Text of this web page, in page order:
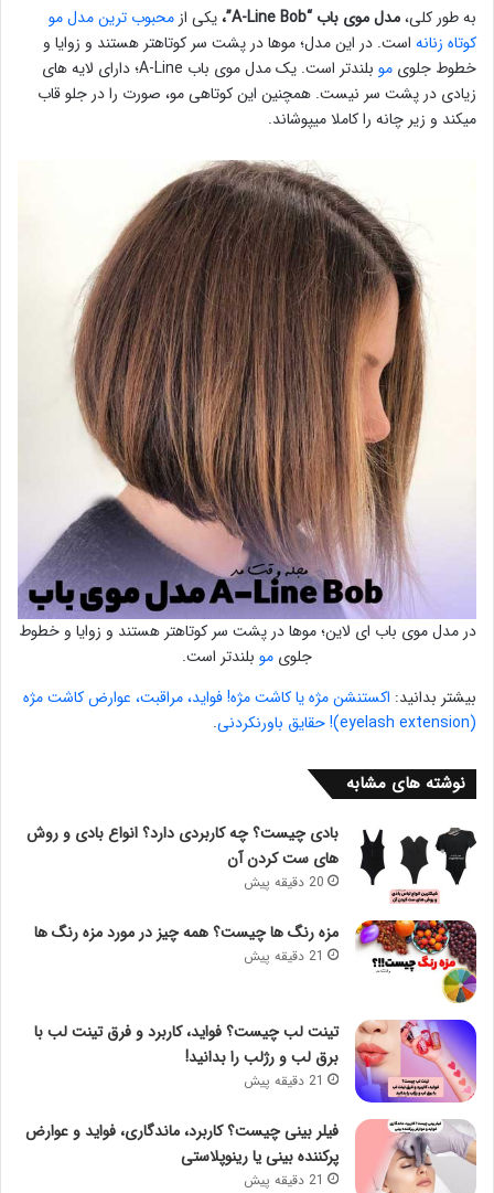
به طور کلی،مدل موی باب “A-Line Bob”، یکی از محبوب ترین مدل مو
کوتاه زنانه است. در این مدل؛ موها در پشت سر کوتاهتر هستند و زوایا و
خطوط جلوی مو
بلندتر است. یک مدل موی باب A-Line؛ دارای لایه های
زیادی در پشت سر نیست. همچنین این کوتاهی مو، صورت را در جلو قاب
میکند و زیر چانه را کاملا میپوشاند.
در مدل موی باب ای لاین؛ موها در پشت سر کوتاهتر هستند و زوایا و خطوط
جلوی مو بلندتر است.
بیشتر بدانید: اکستنشن مژه یا کاشت مژه! فواید، مراقبت، عوارض کاشت مژه
(eyelash extension)! حقایق باورنکردنی
.
نوشته های مشابه
بادی چیست؟ چه کاربردی دارد؟ انواع بادی و روش
های ست کردن آن
20 دقیقه پیش
مزه رنگ ها چیست؟ همه چیز در مورد مزه رنگ ها
21 دقیقه پیش
تینت لب چیست؟ فواید، کاربرد و فرق تینت لب با
برق لب و رژلب را بدانید!
21 دقیقه پیش
فیلر بینی چیست؟ کاربرد، ماندگاری، فواید و عوارض
پرکننده بینی یا رینوپلاستی
21 دقیقه پیش